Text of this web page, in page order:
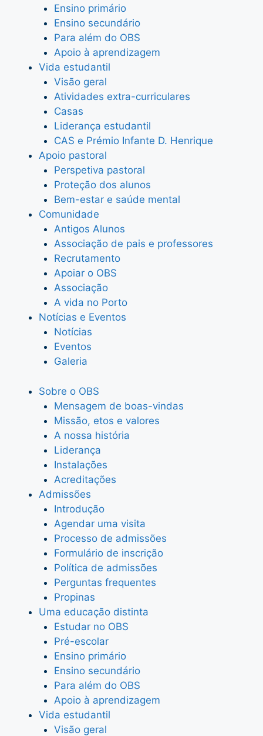
Ensino primário
Ensino secundário
Para além do OBS
Apoio à aprendizagem
Vida estudantil
Visão geral
Atividades extra-curriculares
Casas
Liderança estudantil
CAS e Prémio Infante D. Henrique
Apoio pastoral
Perspetiva pastoral
Proteção dos alunos
Bem-estar e saúde mental
Comunidade
Antigos Alunos
Associação de pais e professores
Recrutamento
Apoiar o OBS
Associação
A vida no Porto
Notícias e Eventos
Notícias
Eventos
Galeria
Sobre o OBS
Mensagem de boas-vindas
Missão, etos e valores
A nossa história
Liderança
Instalações
Acreditações
Admissões
Introdução
Agendar uma visita
Processo de admissões
Formulário de inscrição
Política de admissões
Perguntas frequentes
Propinas
Uma educação distinta
Estudar no OBS
Pré-escolar
Ensino primário
Ensino secundário
Para além do OBS
Apoio à aprendizagem
Vida estudantil
Visão geral